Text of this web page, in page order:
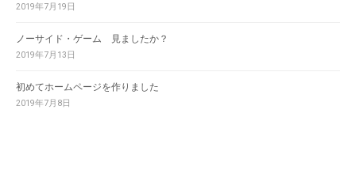
2019年7月19日
ノーサイド・ゲーム 見ましたか？
2019年7月13日
初めてホームページを作りました
2019年7月8日